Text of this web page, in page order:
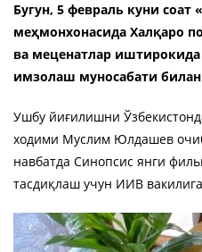
Бугун, 5 февраль куни соат
меҳмонхонасида Халқаро
ва меценатлар
имзолаш муносабати
Ушбу йиғилишни
ходими Муслим Юлдашев
навбатда Синопсис янги
тасдиқлаш учун ИИВ